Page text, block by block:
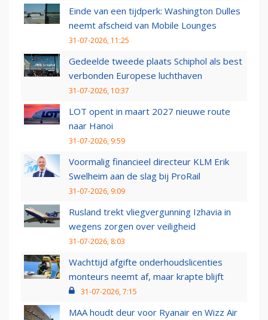
Einde van een tijdperk: Washington Dulles
neemt afscheid van Mobile Lounges
31-07-2026, 11:25
Gedeelde tweede plaats Schiphol als best
verbonden Europese luchthaven
31-07-2026, 10:37
LOT opent in maart 2027 nieuwe route
naar Hanoi
31-07-2026, 9:59
Voormalig financieel directeur KLM Erik
Swelheim aan de slag bij ProRail
31-07-2026, 9:09
Rusland trekt vliegvergunning Izhavia in
wegens zorgen over veiligheid
31-07-2026, 8:03
Wachttijd afgifte onderhoudslicenties
monteurs neemt af, maar krapte blijft
31-07-2026, 7:15
MAA houdt deur voor Ryanair en Wizz Air